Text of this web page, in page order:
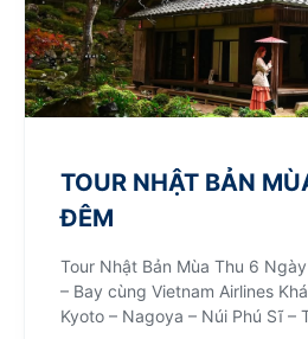
TOUR NHẬT BẢN
ĐÊM
Tour Nhật Bản Mùa Thu 6
– Bay cùng Vietnam Airlines
Kyoto – Nagoya – Núi Phú Sĩ –